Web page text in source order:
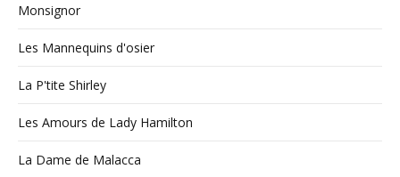
Monsignor
Les Mannequins d'osier
La P'tite Shirley
Les Amours de Lady Hamilton
La Dame de Malacca